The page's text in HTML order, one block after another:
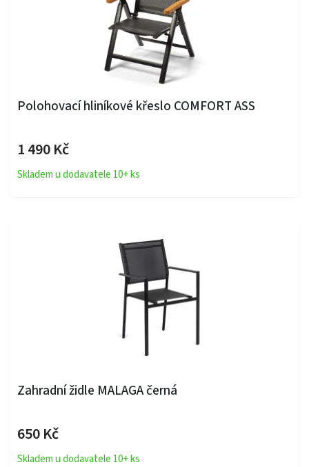
Polohovací hliníkové křeslo COMFORT ASS
1 490 Kč
Skladem u dodavatele 10+ ks
Zahradní židle MALAGA černá
650 Kč
Skladem u dodavatele 10+ ks